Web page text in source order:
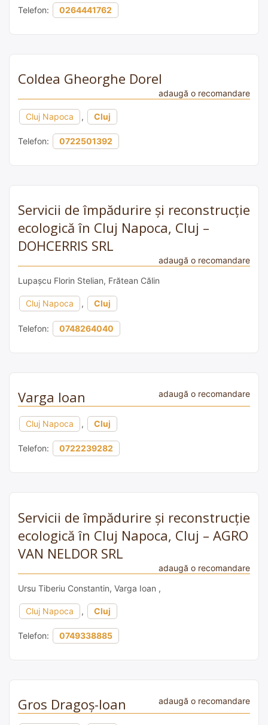
Telefon: 0264441762
Coldea Gheorghe Dorel
adaugă o recomandare
Cluj Napoca , Cluj
Telefon: 0722501392
Servicii de împădurire și reconstrucție
ecologică în Cluj Napoca, Cluj –
DOHCERRIS SRL
adaugă o recomandare
Lupașcu Florin Stelian, Frătean Călin
Cluj Napoca , Cluj
Telefon: 0748264040
Varga Ioan adaugă o recomandare
Cluj Napoca , Cluj
Telefon: 0722239282
Servicii de împădurire și reconstrucție
ecologică în Cluj Napoca, Cluj – AGRO
VAN NELDOR SRL
adaugă o recomandare
Ursu Tiberiu Constantin, Varga Ioan ,
Cluj Napoca , Cluj
Telefon: 0749338885
Gros Dragoș-Ioan adaugă o recomandare